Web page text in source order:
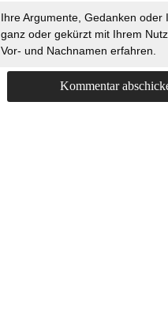
Ihre Argumente, Gedanken
ganz oder gekürzt mit Ihrem
Vor- und Nachnamen erfahren.